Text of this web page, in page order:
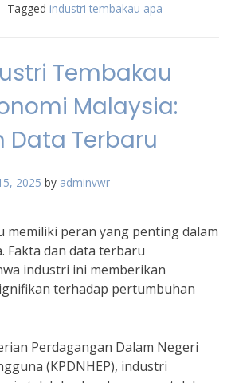
Tagged industri tembakau apa
Tembakau
Malaysia:
Data Terbaru
2025 by adminvwr
memiliki peran yang penting dalam
Fakta dan data terbaru
industri ini memberikan
terhadap pertumbuhan
Perdagangan Dalam Negeri
(KPDNHEP), industri